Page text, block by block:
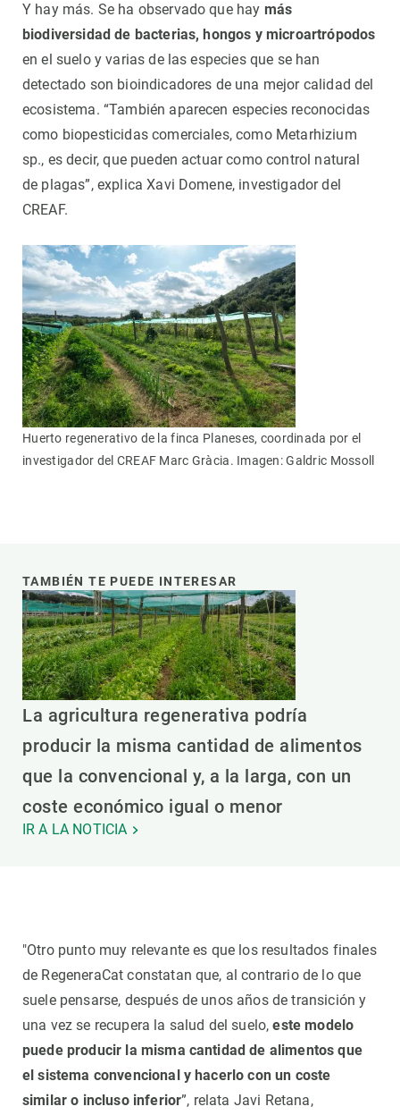
Y hay más. Se ha observado que hay más
biodiversidad de bacterias, hongos y microartrópodos
en el suelo y varias de las especies que se han
detectado son bioindicadores de una mejor calidad del
ecosistema. “También aparecen especies reconocidas
como biopesticidas comerciales, como Metarhizium
sp., es decir, que pueden actuar como control natural
de plagas”, explica Xavi Domene, investigador del
CREAF.
Huerto regenerativo de la finca Planeses, coordinada por el
investigador del CREAF Marc Gràcia. Imagen: Galdric Mossoll
TAMBIÉN TE PUEDE INTERESAR
La agricultura regenerativa podría
producir la misma cantidad de alimentos
que la convencional y, a la larga, con un
coste económico igual o menor
IR A LA NOTICIA
"Otro punto muy relevante es que los resultados finales
de RegeneraCat constatan que, al contrario de lo que
suele pensarse, después de unos años de transición y
una vez se recupera la salud del suelo,este modelo
puede producir la misma cantidad de alimentos que
el sistema convencional y hacerlo con un coste
similar o incluso inferior”, relata Javi Retana,